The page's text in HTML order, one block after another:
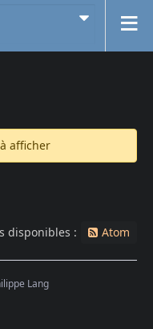
afficher
disponibles : Atom
Lang